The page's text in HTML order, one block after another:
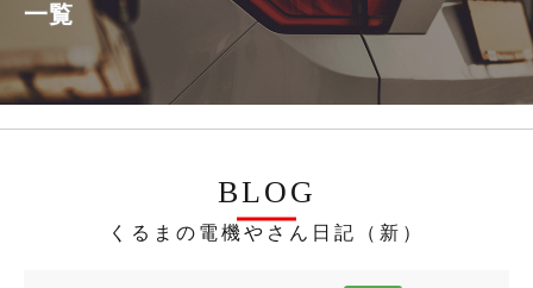
一覧
BLOG
くるまの電機やさん日記（新）